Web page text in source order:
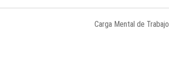
Carga Mental de Trabajo